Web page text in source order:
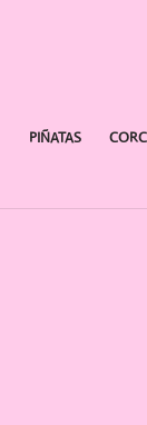
PIÑATAS